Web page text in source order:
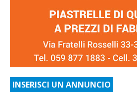
INSERISCI UN ANNUNCIO